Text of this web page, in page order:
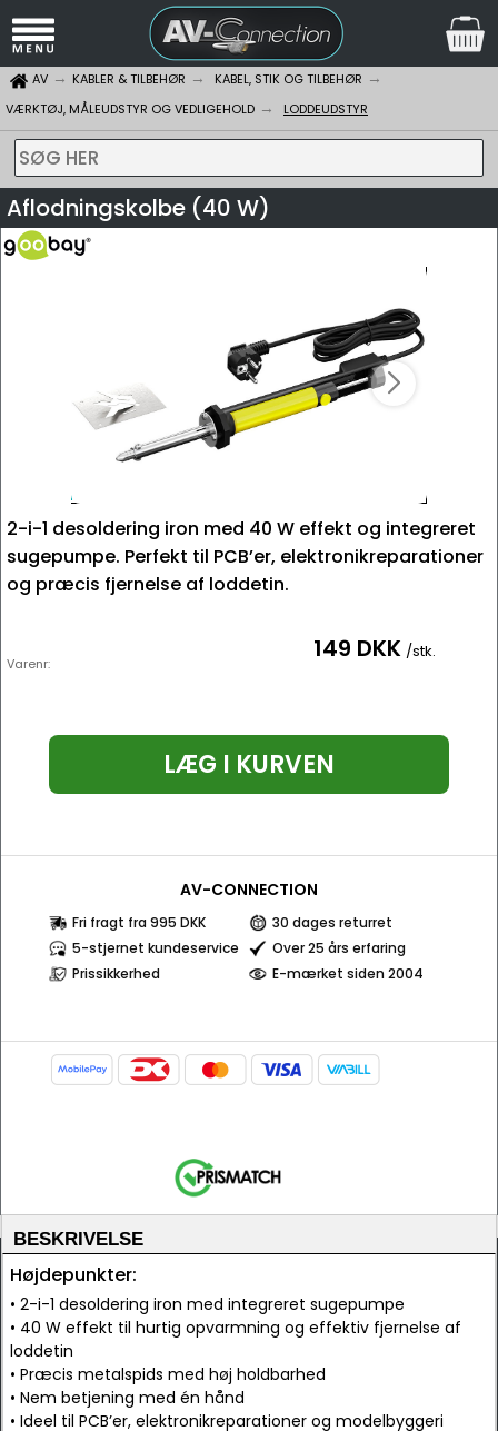
AV KABLER & TILBEHØR
KABEL, STIK OG TILBEHØR
VÆRKTØJ, MÅLEUDSTYR OG VEDLIGEHOLD
LODDEUDSTYR
SØG HER
Aflodningskolbe (40 W)
2-i-1 desoldering iron med 40 W effekt og integreret
sugepumpe. Perfekt til PCB’er, elektronikreparationer
og præcis fjernelse af loddetin.
Varenr: 149 DKK /stk.
LÆG I KURVEN
AV-CONNECTION
Fri fragt fra 995 DKK
30 dages returret
5-stjernet kundeservice
Over 25 års erfaring
Prissikkerhed
E-mærket siden 2004
BESKRIVELSE
Højdepunkter:
• 2-i-1 desoldering iron med integreret sugepumpe
• 40 W effekt til hurtig opvarmning og effektiv fjernelse af
loddetin
• Præcis metalspids med høj holdbarhed
• Nem betjening med én hånd
• Ideel til PCB’er, elektronikreparationer og modelbyggeri